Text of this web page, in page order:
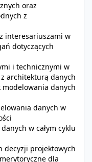
oraz
z
interesariuszami w
dotyczących
i technicznymi w
architekturą danych
danych
danych w
w całym cyklu
decyzji projektowych
dla